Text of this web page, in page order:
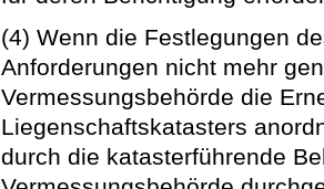
(4) Wenn die Festlegungen
Anforderungen nicht mehr
Vermessungsbehörde die
Liegenschaftskatasters
durch die katasterführende